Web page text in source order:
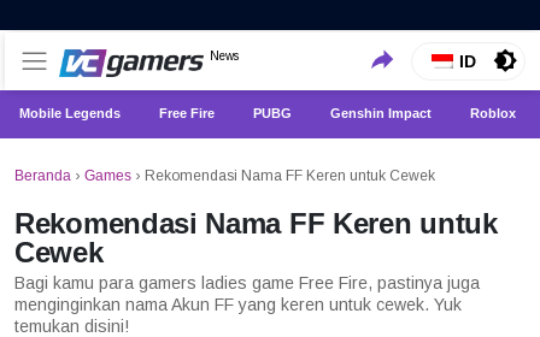
VCGamers News
News
Dapatkan Berita Games Terbaru Hanya di VCGamers
ID
Mobile Legends Free Fire PUBG Genshin Impact Roblox
Beranda › Games › Rekomendasi Nama FF Keren untuk Cewek
Rekomendasi Nama FF Keren untuk
Cewek
Bagi kamu para gamers ladies game Free Fire, pastinya juga
menginginkan nama Akun FF yang keren untuk cewek. Yuk
temukan disini!